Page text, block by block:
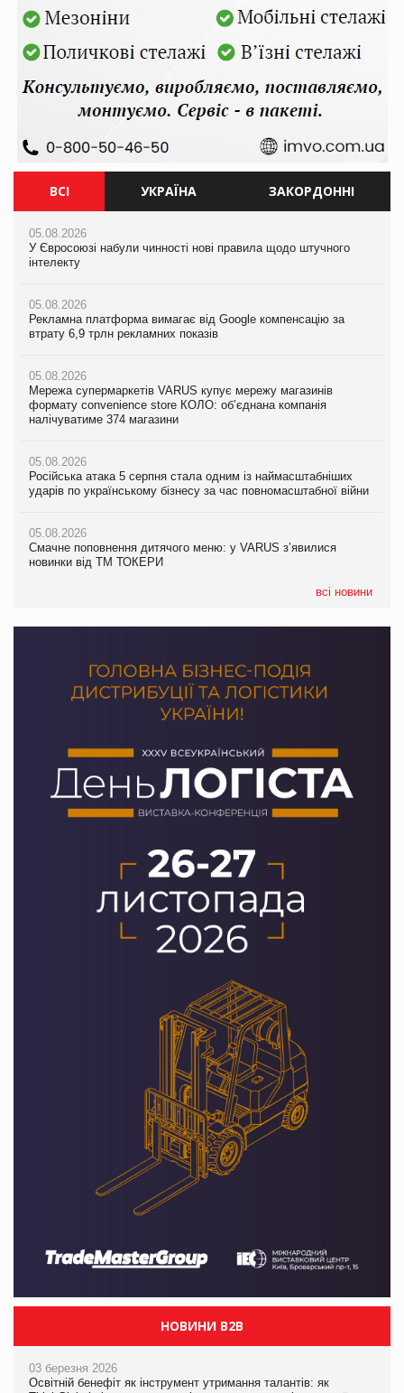
ВСІ УКРАЇНА ЗАКОРДОННІ
05.08.2026
У Євросоюзі набули чинності нові правила щодо штучного
інтелекту
05.08.2026
Рекламна платформа вимагає від Google компенсацію за
втрату 6,9 трлн рекламних показів
05.08.2026
Мережа супермаркетів VARUS купує мережу магазинів
формату convenience store КОЛО: об’єднана компанія
налічуватиме 374 магазини
05.08.2026
Російська атака 5 серпня стала одним із наймасштабніших
ударів по українському бізнесу за час повномасштабної війни
05.08.2026
Смачне поповнення дитячого меню: у VARUS з’явилися
новинки від ТМ ТОКЕРИ
всі новини
05.08.2026
Мережа супермаркетів VARUS купує мережу магазинів
формату convenience store КОЛО: об’єднана компанія
05.08.2026
Російська атака 5 серпня стала одним із наймасштабніших
05.08.2026
Смачне поповнення дитячого меню: у VARUS з’явилися
новинки від ТМ ТОКЕРИ
05.08.2026
Сергій Лісунов про заморожені хлібобулочні вироби на
PrivateLabel&FMCG Master 2026
04.08.2026
Через атаку РФ у Дніпрі пошкоджено склад шоколаду
Millennium
05.08.2026
У Євросоюзі набули чинності нові правила щодо штучного
інтелекту
05.08.2026
Рекламна платформа вимагає від Google компенсацію за
втрату 6,9 трлн рекламних показів
05.08.2026
Adidas витратила понад $1 млрд на маркетинг за квартал
продуктів
НОВИНИ B2B
03 березня 2026
Освітній бенефіт як інструмент утримання талантів: як